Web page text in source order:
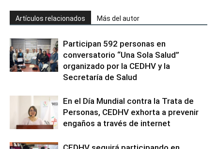
Artículos relacionados Más del autor
Participan 592 personas en
conversatorio “Una Sola Salud”
organizado por la CEDHV y la
Secretaría de Salud
En el Día Mundial contra la Trata de
Personas, CEDHV exhorta a prevenir
engaños a través de internet